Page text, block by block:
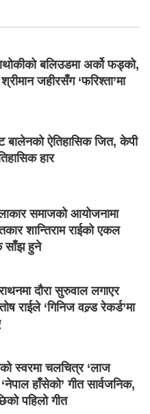
बलिउडमा अर्को फड्को,
श्रीमान जहीरसँग ‘फरिश्ता’मा
बालेनको ऐतिहासिक जित, केपी
हार
समाजको आयोजनामा
शान्तिराम राईको एकल
साँझ हुने
दौरा सुरुवाल लगाएर
राईले ‘गिनिज वल्र्ड रेकर्ड’मा
स्वरमा चलचित्र ‘लाज
हाँसेको’ गीत सार्वजनिक,
पहिलो गीत